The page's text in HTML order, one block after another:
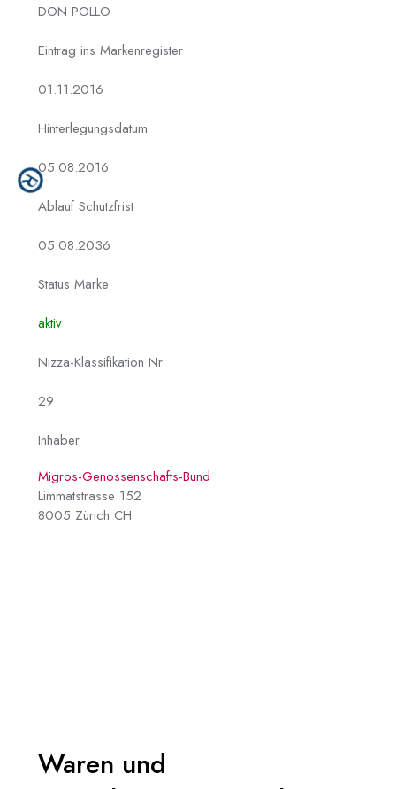
DON POLLO
Eintrag ins Markenregister
01.11.2016
Hinterlegungs­datum
05.08.2016
Ablauf Schutzfrist
05.08.2036
Status Marke
aktiv
Nizza-Klassifikation Nr.
29
Inhaber
Migros-Genossenschafts-Bund
Limmatstrasse 152
8005 Zürich CH
Waren und